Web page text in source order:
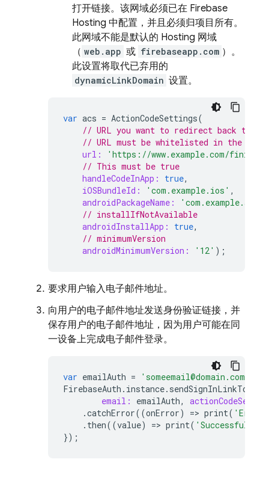
打开链接。该网域必须已在 Firebase
Hosting 中配置，并且必须归项目所有。
此网域不能是默认的 Hosting 网域
（ web.app 或 firebaseapp.com ）。
此设置将取代已弃用的
dynamicLinkDomain 设置。
var acs = ActionCodeSettings(
// URL you want to redirect back to.
// URL must be whitelisted in the
url:
'https://www.example.com/
// This must be true
handleCodeInApp:
true,
iOSBundleId:
'com.example.ios' ,
androidPackageName:
// installIfNotAvailable
androidInstallApp:
true,
// minimumVersion
androidMinimumVersion:
'12' );
要求用户输入电子邮件地址。
向用户的电子邮件地址发送身份验证链接，并
保存用户的电子邮件地址，因为用户可能在同
一设备上完成电子邮件登录。
var emailAuth = 'someemail@domain.com'
FirebaseAuth . instance.
email:
emailAuth,
.catchError((onError) => print( 'Error
. then((value) => print( 'Successfully
});